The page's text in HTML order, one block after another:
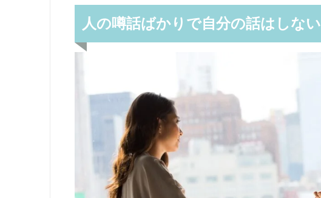
人の噂話ばかりで自分の話はしない